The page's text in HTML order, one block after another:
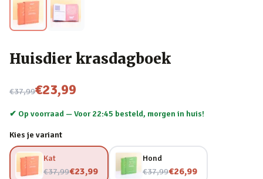
Huisdier krasdagboek
€37,99
Nu voor€23,99
✔ Op voorraad —Voor 22:45 besteld, morgen in huis!
Kies je variant
Kat
€37,99
Nu voor€23,99
Hond
€37,99
Nu voor€26,99